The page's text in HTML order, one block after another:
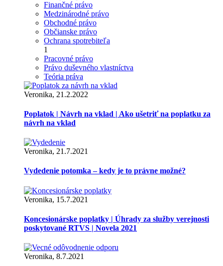
Finančné právo
Medzinárodné právo
Obchodné právo
Občianske právo
Ochrana spotrebiteľa
1
Pracovné právo
Právo duševného vlastníctva
Teória práva
Veronika, 21.2.2022
Poplatok | Návrh na vklad | Ako ušetriť na poplatku za
návrh na vklad
Veronika, 21.7.2021
Vydedenie potomka – kedy je to právne možné?
Veronika, 15.7.2021
Koncesionárske poplatky | Úhrady za služby verejnosti
poskytované RTVS | Novela 2021
Veronika, 8.7.2021